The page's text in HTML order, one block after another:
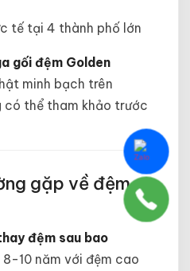
tế tại 4 thành phố lớn
gối đệm Golden
minh bạch trên
có thể tham khảo trước
gặp về đệm
đệm sau bao
10 năm với đệm cao